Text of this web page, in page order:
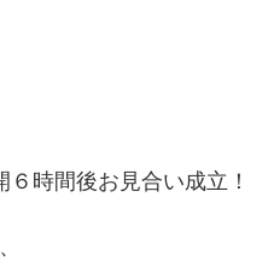
時間後お見合い成立！